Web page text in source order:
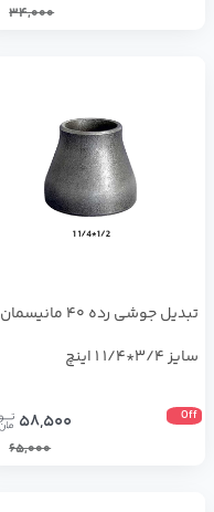
34,000
تبدیل جوشی رده 40 مانیسمان
سایز 3/4*1/4 1 اینچ
Off
58,500
65,000